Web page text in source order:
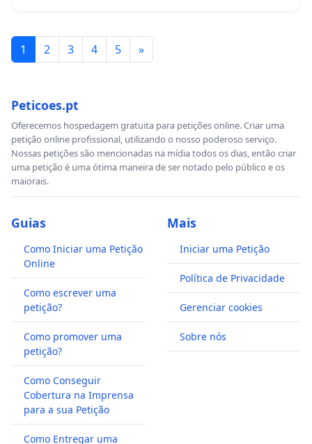
1 2 3 4 5 »
Peticoes.pt
Oferecemos hospedagem gratuita para petições online. Criar uma
petição online profissional, utilizando o nosso poderoso serviço.
Nossas petições são mencionadas na mídia todos os dias, então criar
uma petição é uma ótima maneira de ser notado pelo público e os
maiorais.
Guias
Como Iniciar uma Petição
Online
Como escrever uma
petição?
Como promover uma
petição?
Como Conseguir
Cobertura na Imprensa
para a sua Petição
Como Entregar uma
Mais
Iniciar uma Petição
Política de Privacidade
Gerenciar cookies
Sobre nós